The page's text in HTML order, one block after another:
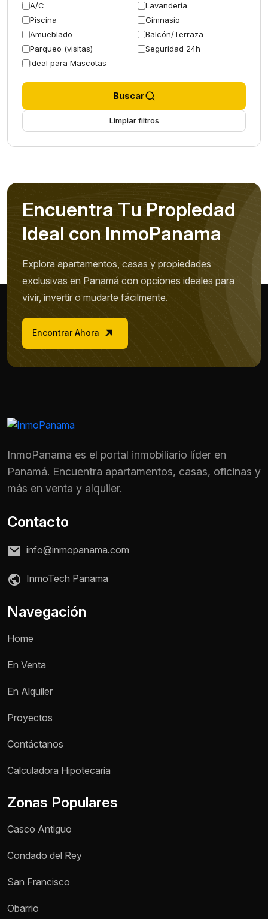
A/C
Lavandería
Piscina
Gimnasio
Amueblado
Balcón/Terraza
Parqueo (visitas)
Seguridad 24h
Ideal para Mascotas
Buscar
Limpiar filtros
Encuentra Tu Propiedad
Ideal con InmoPanama
Explora apartamentos, casas y propiedades
exclusivas en Panamá con opciones ideales para
vivir, invertir o mudarte fácilmente.
Encontrar Ahora
InmoPanama es el portal inmobiliario líder en
Panamá. Encuentra apartamentos, casas, oficinas y
más en venta y alquiler.
Contacto
info@inmopanama.com
InmoTech Panama
Navegación
Home
En Venta
En Alquiler
Proyectos
Contáctanos
Calculadora Hipotecaria
Zonas Populares
Casco Antiguo
Condado del Rey
San Francisco
Obarrio